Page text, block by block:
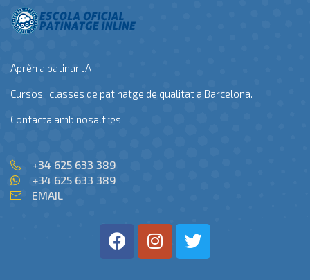
Aprèn a patinar JA!
Cursos i classes de patinatge de qualitat a Barcelona.
Contacta amb nosaltres:
+34 625 633 389
+34 625 633 389
EMAIL